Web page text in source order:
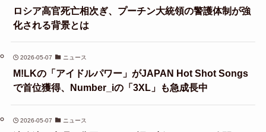
ロシア高官死亡相次ぎ、プーチン大統領の警護体制が強
化される背景とは
2026-05-07 ニュース
M!LKの「アイドルパワー」がJAPAN Hot Shot Songs
で首位獲得、Number_iの「3XL」も急成長中
2026-05-07 ニュース